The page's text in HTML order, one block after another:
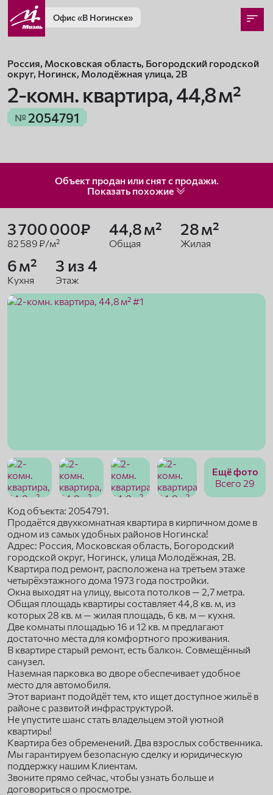
Офис«В Ногинске»
Россия, Московская область, Богородский городской
округ, Ногинск, Молодёжная улица, 2В
2-комн. квартира,44,8 м²
№ 2054791
Объект продан или снят с продажи.
Показать похожие
3 700 000₽
82 589 ₽/м²
44,8 м²
Общая
28 м²
Жилая
6 м²
Кухня
3 из 4
Этаж
Ещё фото
Всего 29
Код объекта: 2054791.
Продаётся двухкомнатная квартира в кирпичном доме в
одном из самых удобных районов Ногинска!
Адрес: Россия, Московская область, Богородский
городской округ, Ногинск, улица Молодёжная, 2В.
Квартира под ремонт, расположена на третьем этаже
четырёхэтажного дома 1973 года постройки.
Окна выходят на улицу, высота потолков — 2,7 метра.
Общая площадь квартиры составляет 44,8 кв. м, из
которых 28 кв. м — жилая площадь, 6 кв. м — кухня.
Две комнаты площадью 16 и 12 кв. м предлагают
достаточно места для комфортного проживания.
В квартире старый ремонт, есть балкон. Совмещённый
санузел.
Наземная парковка во дворе обеспечивает удобное
место для автомобиля.
Этот вариант подойдёт тем, кто ищет доступное жильё в
районе с развитой инфраструктурой.
Не упустите шанс стать владельцем этой уютной
квартиры!
Квартира без обременений. Два взрослых собственника.
Мы гарантируем безопасную сделку и юридическую
поддержку нашим Клиентам.
Звоните прямо сейчас, чтобы узнать больше и
договориться о просмотре.